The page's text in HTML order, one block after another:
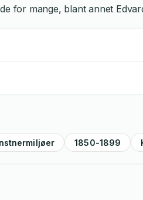
for mange, blant annet
1850-1899